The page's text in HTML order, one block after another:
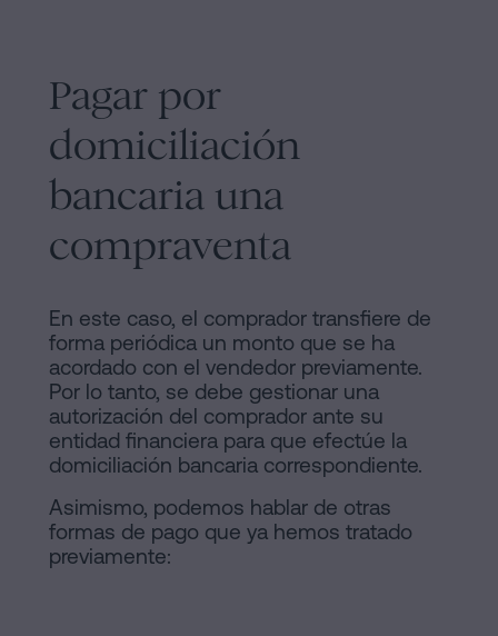
Pagar por
domiciliación
bancaria una
compraventa
En este caso, el comprador transfiere de
forma periódica un monto que se ha
acordado con el vendedor previamente.
Por lo tanto, se debe gestionar una
autorización del comprador ante su
entidad financiera para que efectúe la
domiciliación bancaria correspondiente.
Asimismo, podemos hablar de otras
formas de pago que ya hemos tratado
previamente: